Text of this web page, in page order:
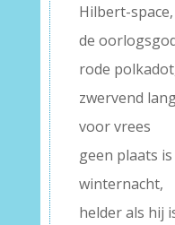
Hilbert-space,
de
rode
zwervend
voor vrees
geen plaats
winternacht,
helder als hij